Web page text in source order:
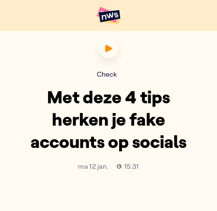
Hoofdpunten VRT NWS
Met deze 4 tips herken je
Check
Met deze 4 tips
herken je fake
accounts op socials
ma 12 jan. 15:31